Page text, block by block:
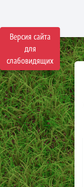
Версия сайта
для
слабовидящих